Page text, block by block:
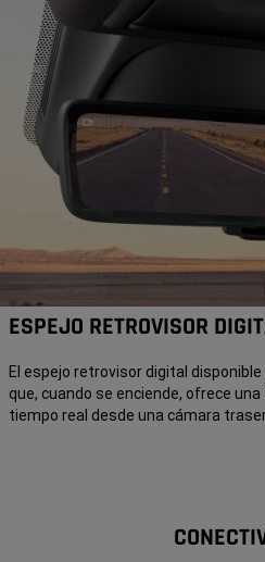
ESPEJO RETROVISOR
El espejo retrovisor digital
que, cuando se enciende, ofrece
tiempo real desde una cámara